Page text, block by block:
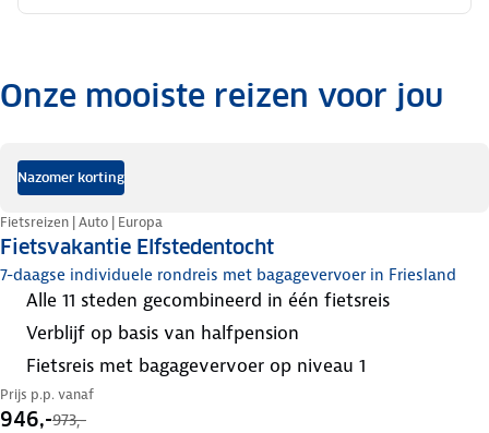
.Onze mooiste reizen voor jou
Nazomer korting
Fietsvakantie Elfstedentocht
Fietsreizen | Auto | Europa
7-daagse individuele rondreis met bagagevervoer in Friesland
alle 11 steden gecombineerd in één fietsreis
verblijf op basis van halfpension
fietsreis met bagagevervoer op niveau 1
Prijs p.p. vanaf
946,-973,-